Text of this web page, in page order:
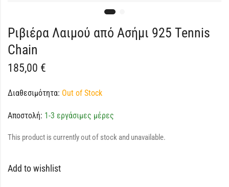
Ριβιέρα Λαιμού από Ασήμι 925 Tennis
Chain
185,00 €
Διαθεσιμότητα: Out of Stock
Αποστολή: 1-3 εργάσιμες μέρες
This product is currently out of stock and unavailable.
Add to wishlist